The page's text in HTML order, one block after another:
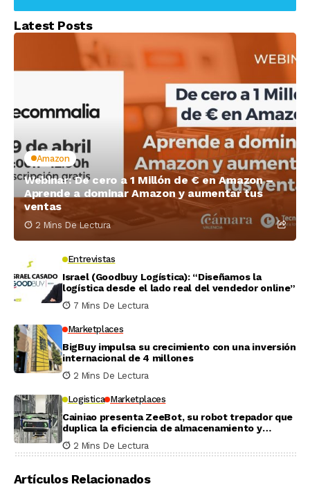
Latest Posts
Amazon
Webinar: De cero a 1 Millón de € en Amazon –
Aprende a dominar Amazon y aumentar tus
ventas
2 Mins De Lectura
Entrevistas
Israel (Goodbuy Logística): “Diseñamos la
logística desde el lado real del vendedor online”
7 Mins De Lectura
Marketplaces
BigBuy impulsa su crecimiento con una inversión
internacional de 4 millones
2 Mins De Lectura
Logistica Marketplaces
Cainiao presenta ZeeBot, su robot trepador que
duplica la eficiencia de almacenamiento y
recogida en pruebas reales
2 Mins De Lectura
Artículos Relacionados